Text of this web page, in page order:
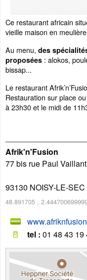
Ce restaurant africain
vieille maison en
Au menu, des
proposées : alokos,
bissap...
Le restaurant
Restauration sur place
à 23h30 et le midi de
Afrik'n'Fusion
77 bis rue Paul
93130 NOISY-LE-SEC
48.891705 ,
tel : 01 48 43 19